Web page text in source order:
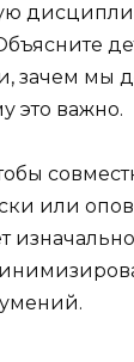
зачем мы
это важно.
или